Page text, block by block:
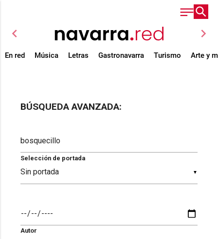
chevron_left chevron_right
En red Música Letras Gastronavarra Turismo Arte y
BÚSQUEDA AVANZADA:
▼
Selección de portada
Autor